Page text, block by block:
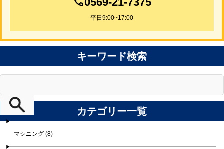
平日9:00~17:00
キーワード検索
カテゴリー一覧
マシニング (8)